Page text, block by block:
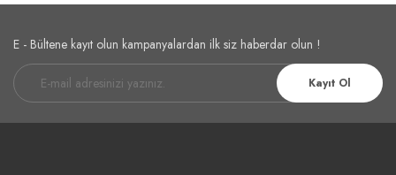
E - Bültene kayıt olun kampanyalardan ilk siz haberdar olun !
Kayıt Ol